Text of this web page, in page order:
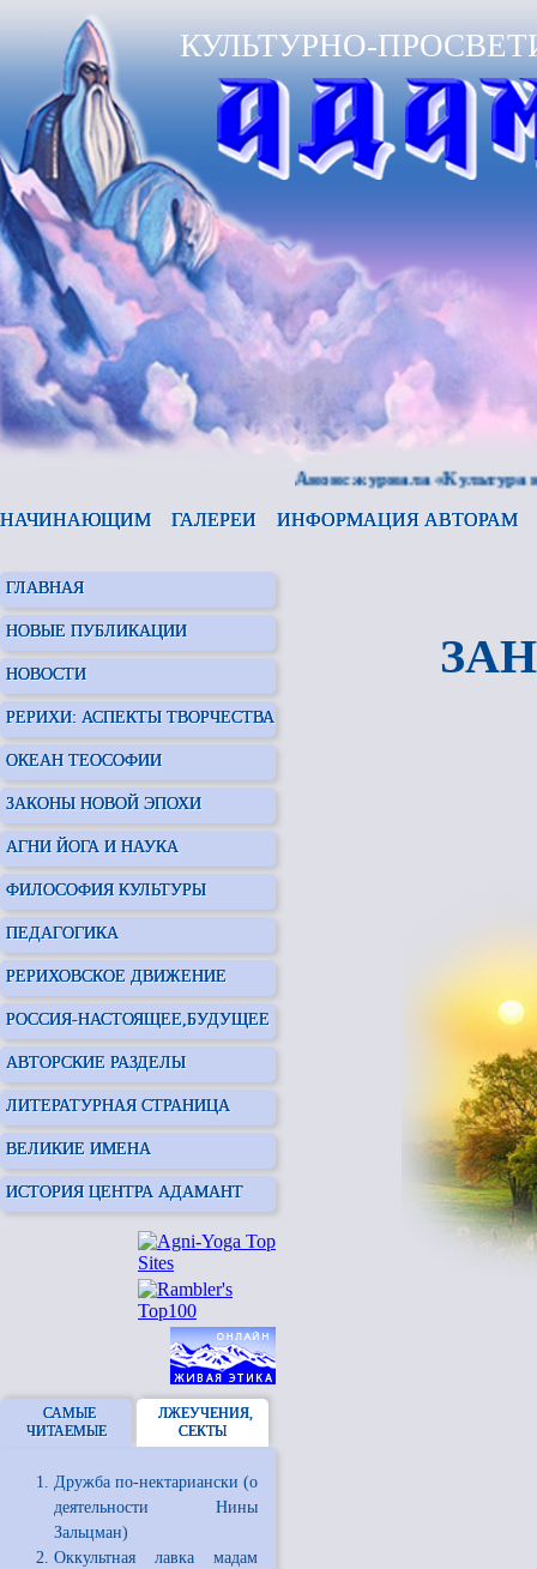
КУЛЬТУРНО-
Анонс журнала «Культура и
НАЧИНАЮЩИМ ГАЛЕРЕИ ИНФОРМАЦИЯ АВТОРАМ
ГЛАВНАЯ
НОВЫЕ ПУБЛИКАЦИИ
НОВОСТИ
РЕРИХИ: АСПЕКТЫ ТВОРЧЕСТВА
ОКЕАН ТЕОСОФИИ
ЗАКОНЫ НОВОЙ ЭПОХИ
АГНИ ЙОГА И НАУКА
ФИЛОСОФИЯ КУЛЬТУРЫ
ПЕДАГОГИКА
РЕРИХОВСКОЕ ДВИЖЕНИЕ
РОССИЯ-НАСТОЯЩЕЕ,БУДУЩЕЕ
АВТОРСКИЕ РАЗДЕЛЫ
ЛИТЕРАТУРНАЯ СТРАНИЦА
ВЕЛИКИЕ ИМЕНА
ИСТОРИЯ ЦЕНТРА АДАМАНТ
САМЫЕ
ЧИТАЕМЫЕ
ЛЖЕУЧЕНИЯ,
СЕКТЫ
Дружба по-нектариански (о
деятельности Нины
Зальцман)
Оккультная лавка мадам